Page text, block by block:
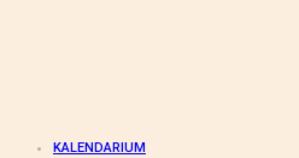
KALENDARIUM